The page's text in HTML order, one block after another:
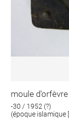
moule
-30 / 1952 (?)
(époque islamique